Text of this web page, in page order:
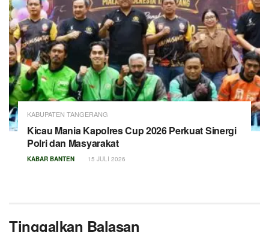
KABUPATEN TANGERANG
Kicau Mania Kapolres Cup 2026 Perkuat Sinergi
Polri dan Masyarakat
KABAR BANTEN 15 JULI 2026
Tinggalkan Balasan